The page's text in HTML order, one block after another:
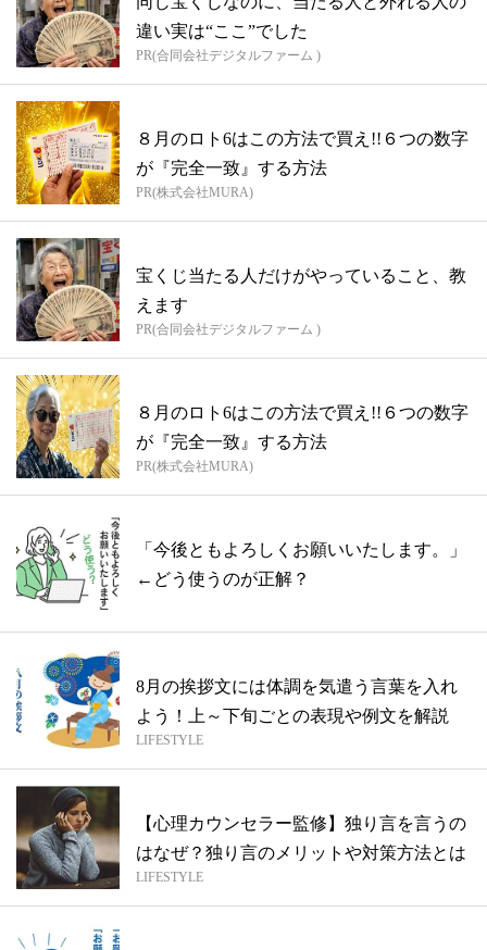
違い実は“ここ”でした
PR(合同会社デジタルファーム )
８月のロト6はこの方法で買え!!６つの数字
が『完全一致』する方法
PR(株式会社MURA)
宝くじ当たる人だけがやっていること、教
えます
PR(合同会社デジタルファーム )
８月のロト6はこの方法で買え!!６つの数字
が『完全一致』する方法
PR(株式会社MURA)
「今後ともよろしくお願いいたします。」
←どう使うのが正解？
8月の挨拶文には体調を気遣う言葉を入れ
よう！上～下旬ごとの表現や例文を解説
LIFESTYLE
【心理カウンセラー監修】独り言を言うの
はなぜ？独り言のメリットや対策方法とは
LIFESTYLE